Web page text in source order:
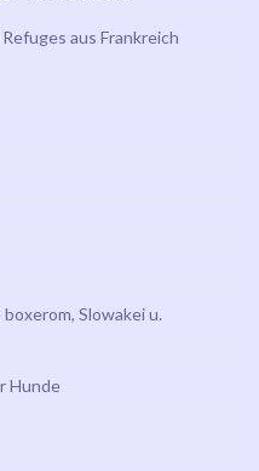
aus Frankreich
Slowakei u.
Hunde